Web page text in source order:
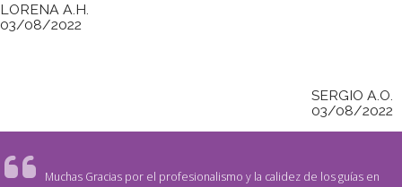
LORENA A.H.
03/08/2022
SERGIO A.O.
03/08/2022
Muchas Gracias por el profesionalismo y la calidez de los guías en